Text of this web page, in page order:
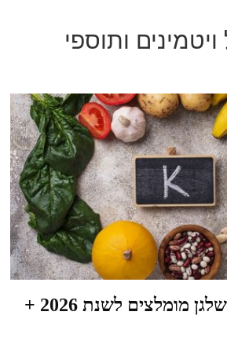
ותוספי
אשלגן: תוספי אשלגן מומלצים לשנת 2026 +